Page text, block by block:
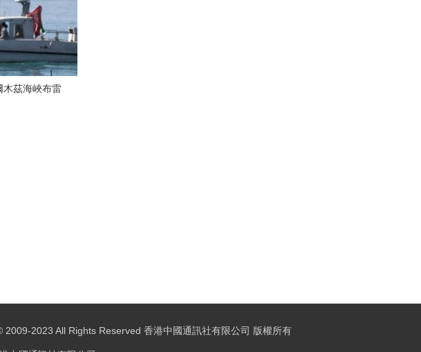
木茲海峽布雷
2009-2023 All Rights Reserved 香港中國通訊社有限公司 版權所有